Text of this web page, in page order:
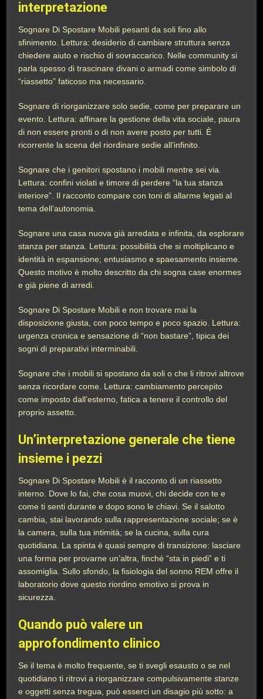
interpretazione
Sognare Di Spostare Mobili pesanti da soli fino allo
sfinimento. Lettura: desiderio di cambiare struttura senza
chiedere aiuto e rischio di sovraccarico. Nelle community si
parla spesso di trascinare divani o armadi come simbolo di
“riassetto” faticoso ma necessario.
Sognare di riorganizzare solo sedie, come per preparare un
evento. Lettura: affinare la gestione della vita sociale, paura
di non essere pronti o di non avere posto per tutti. È
ricorrente la scena del riordinare sedie all’infinito.
Sognare che i genitori spostano i mobili mentre sei via.
Lettura: confini violati e timore di perdere “la tua stanza
interiore”. Il racconto compare con toni di allarme legati al
tema dell’autonomia.
Sognare una casa nuova già arredata e infinita, da esplorare
stanza per stanza. Lettura: possibilità che si moltiplicano e
identità in espansione; entusiasmo e spaesamento insieme.
Questo motivo è molto descritto da chi sogna case enormes
e già piene di arredi.
Sognare Di Spostare Mobili e non trovare mai la
disposizione giusta, con poco tempo e poco spazio. Lettura:
urgenza cronica e sensazione di “non bastare”, tipica dei
sogni di preparativi interminabili.
Sognare che i mobili si spostano da soli o che li ritrovi altrove
senza ricordare come. Lettura: cambiamento percepito
come imposto dall’esterno, fatica a tenere il controllo del
proprio assetto.
Un’interpretazione generale che tiene
insieme i pezzi
Sognare Di Spostare Mobili è il racconto di un riassetto
interno. Dove lo fai, che cosa muovi, chi decide con te e
come ti senti durante e dopo sono le chiavi. Se il salotto
cambia, stai lavorando sulla rappresentazione sociale; se è
la camera, sulla tua intimità; se la cucina, sulla cura
quotidiana. La spinta è quasi sempre di transizione: lasciare
una forma per provarne un’altra, finché “sta in piedi” e ti
assomiglia. Sullo sfondo, la fisiologia del sonno REM offre il
laboratorio dove questo riordino emotivo si prova in
sicurezza.
Quando può valere un
approfondimento clinico
Se il tema è molto frequente, se ti svegli esausto o se nel
quotidiano ti ritrovi a riorganizzare compulsivamente stanze
e oggetti senza tregua, può esserci un disagio più sotto: a